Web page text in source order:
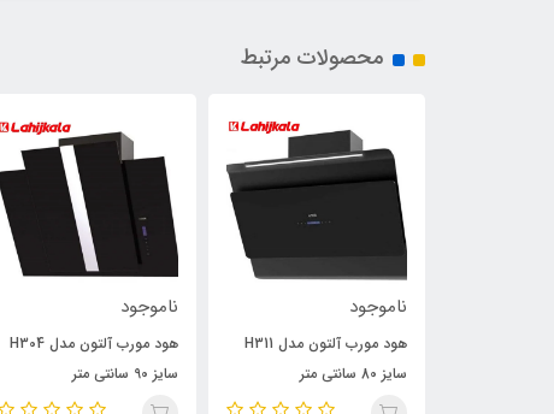
محصولات مرتبط
ناموجود
هود مورب آلتون مدل H311
سایز 80 سانتی متر
ناموجود
هود مورب آلتون مدل H304
سایز 90 سانتی متر